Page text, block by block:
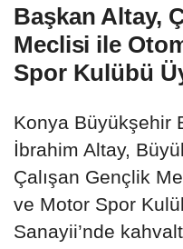
Başkan Altay,
Meclisi ile
Spor Kulübü
Konya Büyükşehir
İbrahim Altay,
Çalışan Gençlik
ve Motor Spor
Sanayii’nde